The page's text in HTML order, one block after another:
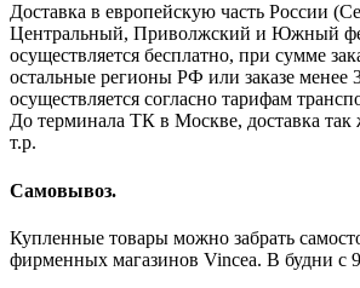
Доставка в европейскую часть России
Центральный, Приволжский и Южный
осуществляется бесплатно, при сумме
остальные регионы РФ или заказе менее
осуществляется согласно тарифам
До терминала ТК в Москве, доставка так
т.р.
Самовывоз.
Купленные товары можно забрать
фирменных магазинов Vincea. В будни с